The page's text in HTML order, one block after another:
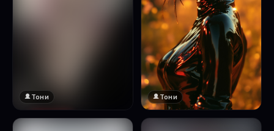
🔞 18+
Тони Тони